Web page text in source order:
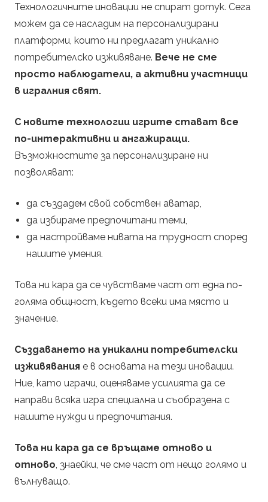
Технологичните иновации не спират дотук. Сега
можем да се насладим на персонализирани
платформи, които ни предлагат уникално
потребителско изживяване. Вече не сме
просто наблюдатели, а активни участници
в игралния свят.
С новите технологии игрите стават все
по-интерактивни и ангажиращи.
Възможностите за персонализиране ни
позволяват:
да създадем свой собствен аватар,
да избираме предпочитани теми,
да настройваме нивата на трудност според
нашите умения.
Това ни кара да се чувстваме част от една по-
голяма общност, където всеки има място и
значение.
Създаването на уникални потребителски
изживявания е в основата на тези иновации.
Ние, като играчи, оценяваме усилията да се
направи всяка игра специална и съобразена с
нашите нужди и предпочитания.
Това ни кара да се връщаме отново и
отново , знаейки, че сме част от нещо голямо и
вълнуващо.